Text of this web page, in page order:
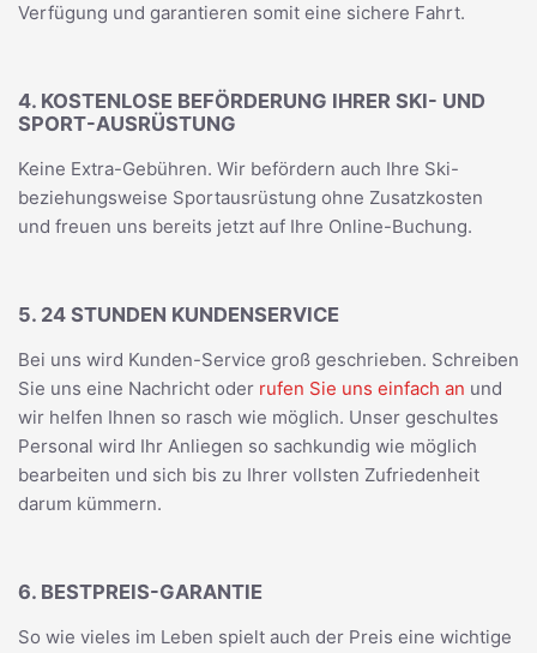
Verfügung und garantieren somit eine sichere Fahrt.
4. KOSTENLOSE BEFÖRDERUNG IHRER SKI- UND
SPORT-AUSRÜSTUNG
Keine Extra-Gebühren. Wir befördern auch Ihre Ski-
beziehungsweise Sportausrüstung ohne Zusatzkosten
und freuen uns bereits jetzt auf Ihre Online-Buchung.
5. 24 STUNDEN KUNDENSERVICE
Bei uns wird Kunden-Service groß geschrieben. Schreiben
Sie uns eine Nachricht oder rufen Sie uns einfach an und
wir helfen Ihnen so rasch wie möglich. Unser geschultes
Personal wird Ihr Anliegen so sachkundig wie möglich
bearbeiten und sich bis zu Ihrer vollsten Zufriedenheit
darum kümmern.
6. BESTPREIS-GARANTIE
So wie vieles im Leben spielt auch der Preis eine wichtige